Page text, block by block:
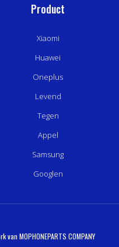
Product
Xiaomi
Huawei
Oneplus
Levend
Tegen
Appel
Samsung
Googlen
MOPHONEPARTS COMPANY